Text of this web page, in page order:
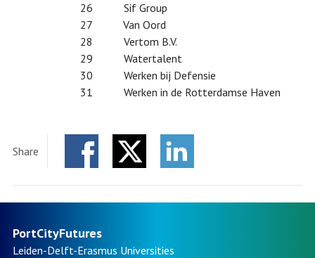
26 Sif Group
27 Van Oord
28 Vertom B.V.
29 Watertalent
30 Werken bij Defensie
31 Werken in de Rotterdamse Haven
Share
PortCityFutures
Leiden-Delft-Erasmus Universities